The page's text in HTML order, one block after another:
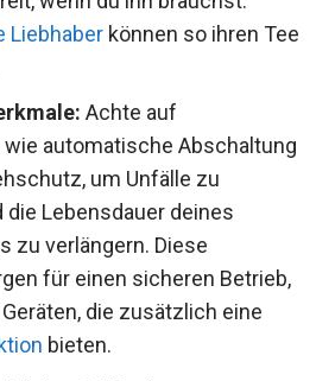
Liebhaber können so ihren Tee
Achte auf
automatische Abschaltung
um Unfälle zu
die Lebensdauer deines
zu verlängern. Diese
für einen sicheren Betrieb,
die zusätzlich eine
bieten.